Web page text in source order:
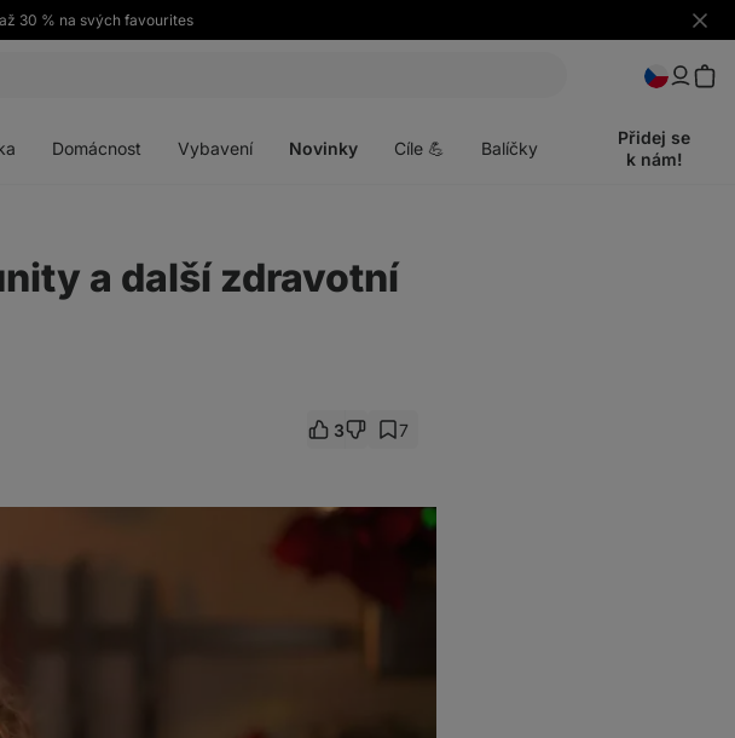
30 % na svých favourites
Skrýt
Domácnost Vybavení Novinky Cíle 💪 Balíčky
Přidej se
k nám!
a další zdravotní
3 7